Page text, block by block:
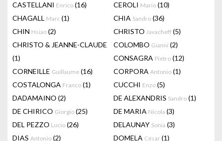
CASTELLANI Enrico (16) CEROLI Mario (10)
CHAGALL Marc (1) CHIA Sandro (36)
CHIN Hsiao (2) CHRISTO Javacheff (5)
CHRISTO & JEANNE-CLAUDE
(1)
COLOMBO Gianni (2)
CONSAGRA Pietro (12)
CORNEILLE Guillaume (16) CORPORA Antonio (1)
COSTALONGA Franco (1) CUCCHI Enzo (5)
DADAMAINO (2) DE ALEXANDRIS Sandro (1)
DE CHIRICO Giorgio (25) DE MARIA Nicola (3)
DEL PEZZO Lucio (26) DELAUNAY Sonia (3)
DIAS Antonio (2) DOMELA César (1)